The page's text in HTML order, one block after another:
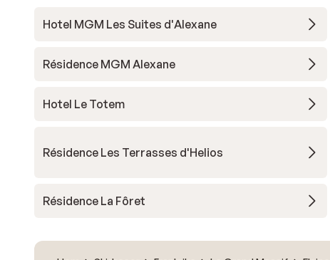
Hotel MGM Les Suites d'Alexane
Résidence MGM Alexane
Hotel Le Totem
Résidence Les Terrasses d'Helios
Résidence La Fôret